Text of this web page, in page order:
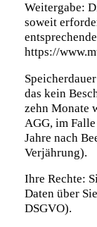
Weitergabe:
soweit
https://
das kein
zehn Monate
AGG, im
Jahre nach
Verjährung).
Ihre Rechte:
Daten über
DSGVO).